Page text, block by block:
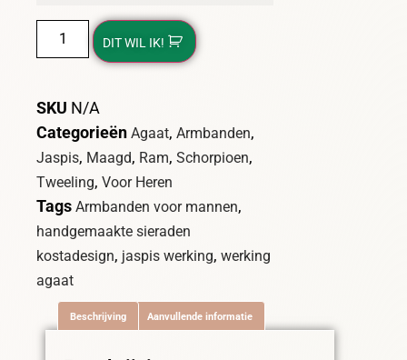
DIT WIL IK!
SKU N/A
Categorieën Agaat, Armbanden,
Jaspis, Maagd, Ram, Schorpioen,
Tweeling, Voor Heren
Tags Armbanden voor mannen,
handgemaakte sieraden
kostadesign, jaspis werking, werking
agaat
Beschrijving Aanvullende informatie